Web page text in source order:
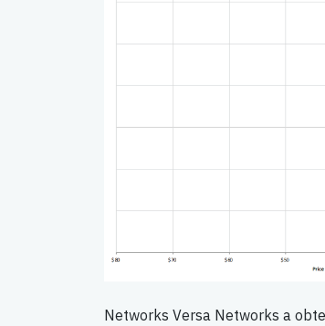
Networks Versa Networks a